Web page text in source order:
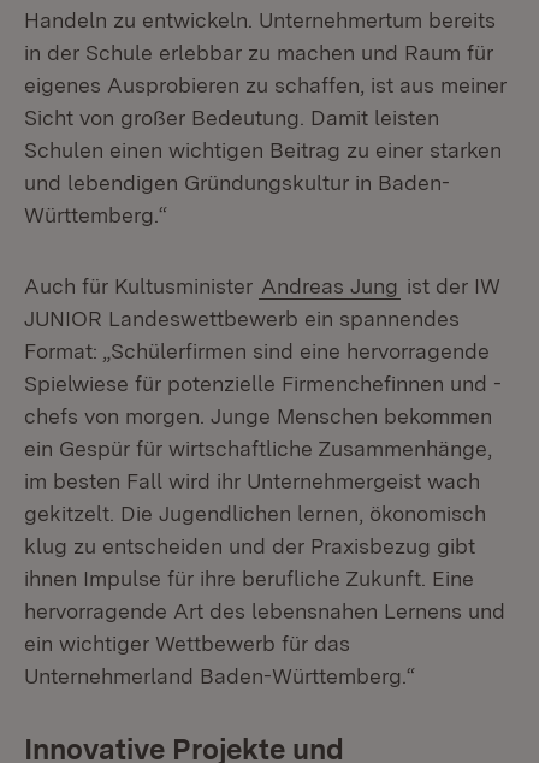
Handeln zu entwickeln. Unternehmertum bereits
in der Schule erlebbar zu machen und Raum für
eigenes Ausprobieren zu schaffen, ist aus meiner
Sicht von großer Bedeutung. Damit leisten
Schulen einen wichtigen Beitrag zu einer starken
und lebendigen Gründungskultur in Baden-
Württemberg.“
Auch für Kultusminister Andreas Jung ist der IW
JUNIOR Landeswettbewerb ein spannendes
Format: „Schülerfirmen sind eine hervorragende
Spielwiese für potenzielle Firmenchefinnen und -
chefs von morgen. Junge Menschen bekommen
ein Gespür für wirtschaftliche Zusammenhänge,
im besten Fall wird ihr Unternehmergeist wach
gekitzelt. Die Jugendlichen lernen, ökonomisch
klug zu entscheiden und der Praxisbezug gibt
ihnen Impulse für ihre berufliche Zukunft. Eine
hervorragende Art des lebensnahen Lernens und
ein wichtiger Wettbewerb für das
Unternehmerland Baden-Württemberg.“
Innovative Projekte und